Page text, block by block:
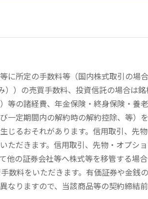
に所定の手数料等（国内株式取引の場
）の売買手数料、投資信託の場合は
等の諸経費、年金保険・終身保険・養
一定期間内の解約時の解約控除、等）
じるおそれがあります。信用取引、先
ただきます。信用取引、先物・オプシ
他の証券会社等へ株式等を移管する場
数料をいただきます。有価証券や金銭
なりますので、当該商品等の契約締結